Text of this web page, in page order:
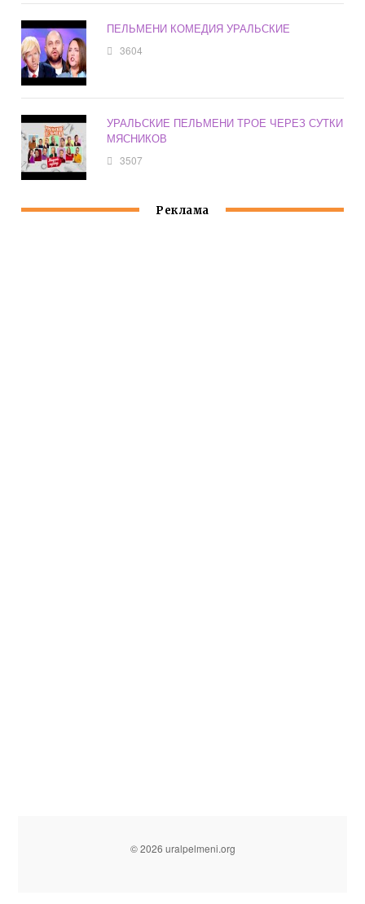
ПЕЛЬМЕНИ КОМЕДИЯ УРАЛЬСКИЕ
3604
УРАЛЬСКИЕ ПЕЛЬМЕНИ ТРОЕ ЧЕРЕЗ СУТКИ
МЯСНИКОВ
3507
Реклама
© 2026 uralpelmeni.org